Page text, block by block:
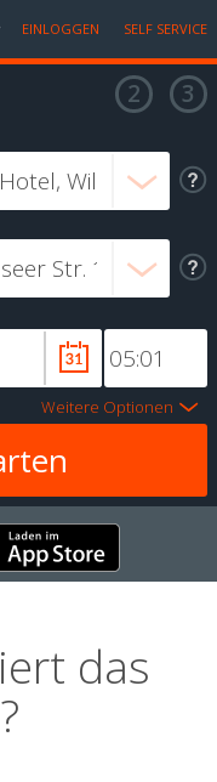
EINLOGGEN SELF SERVICE
Weitere Optionen
das